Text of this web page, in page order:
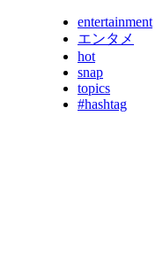
entertainment
エンタメ
hot
snap
topics
#hashtag